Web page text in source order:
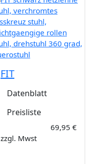
FIT
Datenblatt
Preisliste
69,95 €
zzgl. Mwst